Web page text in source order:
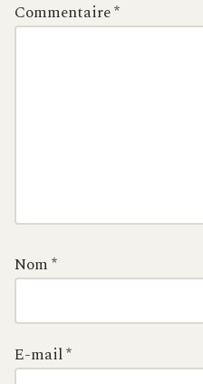
Commentaire*
Nom*
E-mail*